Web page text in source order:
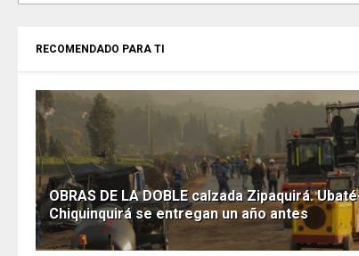
RECOMENDADO PARA TI
OBRAS DE LA DOBLE calzada Zipaquirá.
Chiquinquirá se entregan un año antes